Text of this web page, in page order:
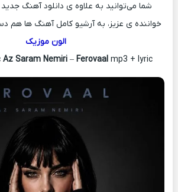
شما می‌توانید به علاوه ی دانلود آهنگ
خواننده ی عزیز، به آرشیو کامل آهنگ ها هم
الون موزیک
Az Saram Nemiri – Ferovaal mp3 + lyric